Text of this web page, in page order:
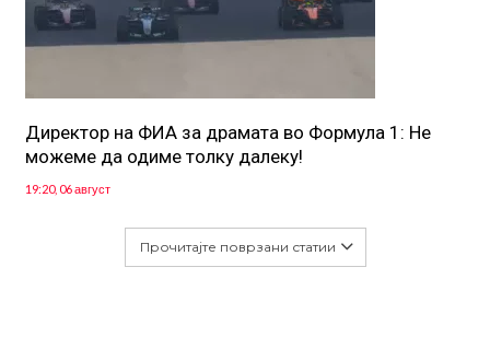
Директор на ФИА за драмата во Формула 1: Не
можеме да одиме толку далеку!
19:20, 06 август
Прочитајте поврзани статии